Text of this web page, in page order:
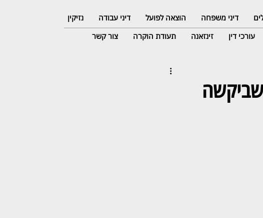
דיני משפחה הוצאה לפועל דיני עבודה
נזיקין
עורכי דין זינזאנה תעודת הוקרה צור קשר